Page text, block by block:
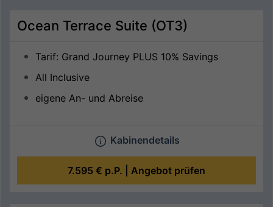
Ocean Terrace Suite (OT3)
Tarif: Grand Journey PLUS 10% Savings
All Inclusive
eigene An- und Abreise
Kabinendetails
7.595 € p.P. | Angebot prüfen